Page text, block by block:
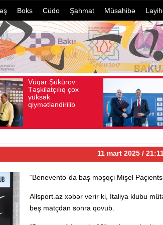
Boks Cüdo Şahmat Müsahibə
2 milyonluq sözləşmə
Avqust 04, 2026
11 mart 2025 /
“Benevento”da baş məşqçi Mişel
Allsport.az xəbər verir ki, İtaliya klubu
beş matçdan sonra qovub.